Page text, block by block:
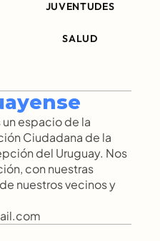
JUVENTUDES
SALUD
un espacio de la
Ciudadana de la
del Uruguay. Nos
con nuestras
nuestros vecinos y